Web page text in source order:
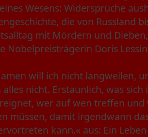
Wesens: Widersprüche
die von Russland
mit Mördern und
Nobelpreisträgerin Doris
will ich nicht langweilen,
alles nicht. Erstaunlich, was sich
wer auf wen treffen
müssen, damit irgendwann
kann.« aus: Ein